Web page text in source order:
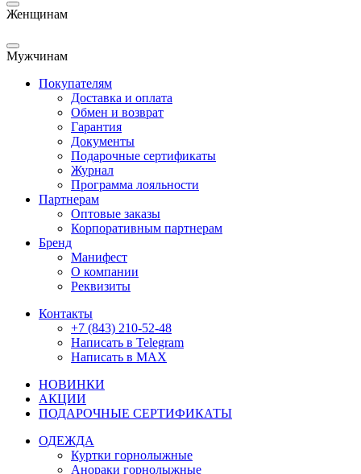
Женщинам
Мужчинам
Покупателям
Доставка и оплата
Обмен и возврат
Гарантия
Документы
Подарочные сертификаты
Журнал
Программа лояльности
Партнерам
Оптовые заказы
Корпоративным партнерам
Бренд
Манифест
О компании
Реквизиты
Контакты
+7 (843) 210-52-48
Написать в Telegram
Написать в MAX
НОВИНКИ
АКЦИИ
ПОДАРОЧНЫЕ СЕРТИФИКАТЫ
ОДЕЖДА
Куртки горнолыжные
Анораки горнолыжные